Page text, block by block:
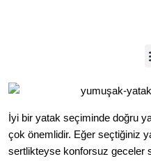
İyi bir yatak seçiminde doğru
çok önemlidir. Eğer seçtiğiniz
sertlikteyse konforsuz geceler